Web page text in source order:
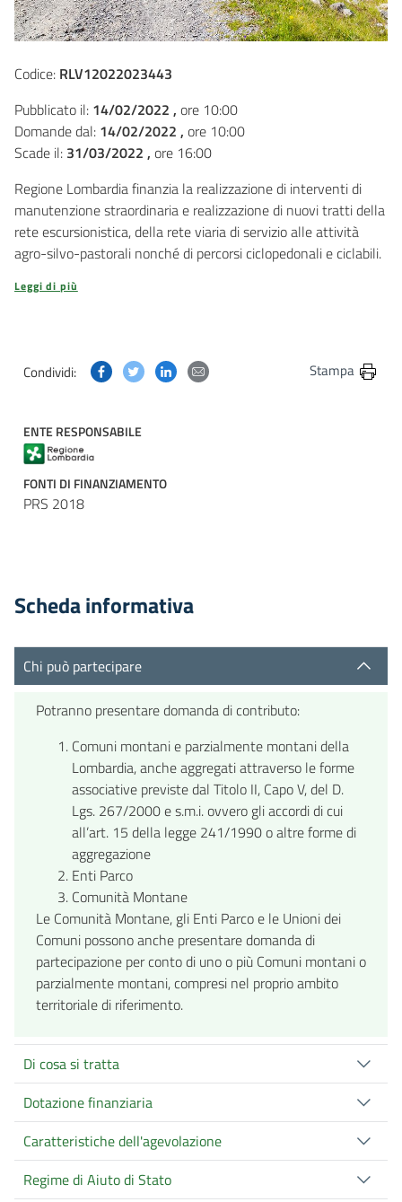
Codice: RLV12022023443
Pubblicato il: 14/02/2022 , ore 10:00
Domande dal: 14/02/2022 , ore 10:00
Scade il: 31/03/2022 , ore 16:00
Regione Lombardia finanzia la realizzazione di interventi di
manutenzione straordinaria e realizzazione di nuovi tratti della
rete escursionistica, della rete viaria di servizio alle attività
agro-silvo-pastorali nonché di percorsi ciclopedonali e ciclabili.
Leggi di più
Condividi: Condividi questa pagina su Facebook
Condividi questa pagina su Twitter
Condividi questa pagina su Linkedin
Condividi questa pagina via
Stampa
ENTE RESPONSABILE
FONTI DI FINANZIAMENTO
PRS 2018
Scheda informativa
Chi può partecipare
Potranno presentare domanda di contributo:
Comuni montani e parzialmente montani della
Lombardia, anche aggregati attraverso le forme
associative previste dal Titolo II, Capo V, del D.
Lgs. 267/2000 e s.m.i. ovvero gli accordi di cui
all’art. 15 della legge 241/1990 o altre forme di
aggregazione
Enti Parco
Comunità Montane
Le Comunità Montane, gli Enti Parco e le Unioni dei
Comuni possono anche presentare domanda di
partecipazione per conto di uno o più Comuni montani o
parzialmente montani, compresi nel proprio ambito
territoriale di riferimento.
Di cosa si tratta
Dotazione finanziaria
Caratteristiche dell'agevolazione
Regime di Aiuto di Stato